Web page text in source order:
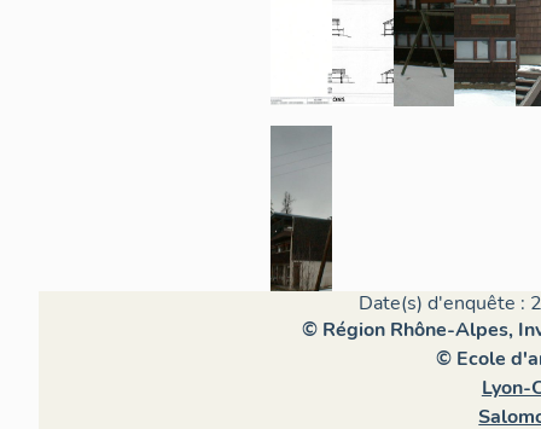
Date(s) d'enquête :
© Région Rhône-Alpes,
© Ecole
Lyon-